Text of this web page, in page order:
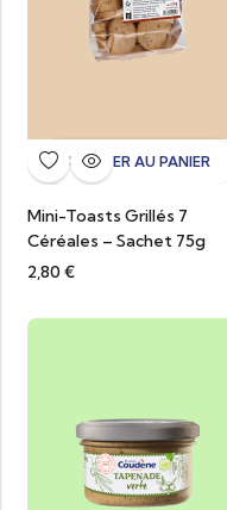
AJOUTER AU PANIER
Mini-Toasts Grillés 7
Céréales – Sachet 75g
2,80 €